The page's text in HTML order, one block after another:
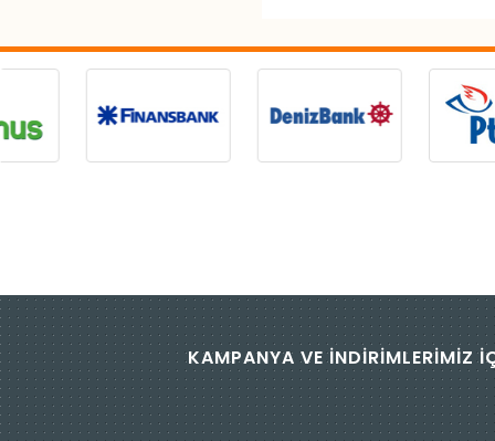
KAMPANYA VE İNDİRİMLERİMİZ